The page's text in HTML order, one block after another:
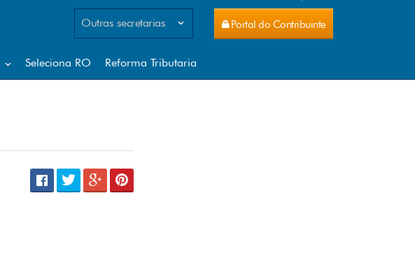
P
Plano Estratégico SEFIN 2026-2027
Portal do Conhecimento
R
Outras secretarias Portal do Contribuinte
Seleciona RO Reforma Tributaria